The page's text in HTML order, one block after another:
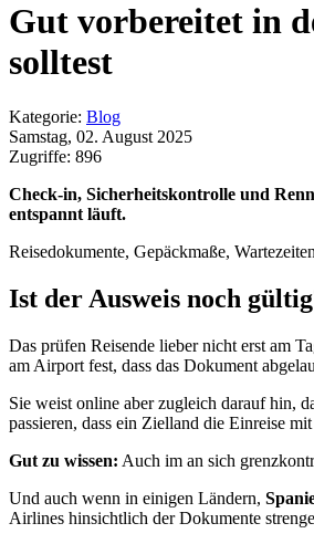
Gut vorbereitet in
solltest
Kategorie: Blog
Samstag, 02. August 2025
Zugriffe: 896
Check-in, Sicherheitskontrolle und
entspannt läuft.
Reisedokumente, Gepäckmaße,
Ist der Ausweis noch
Das prüfen Reisende lieber nicht erst am
am Airport fest, dass das Dokument
Sie weist online aber zugleich darauf hin,
passieren, dass ein Zielland die Einreise
Gut zu wissen: Auch im an sich
Und auch wenn in einigen Ländern,
Airlines hinsichtlich der Dokumente